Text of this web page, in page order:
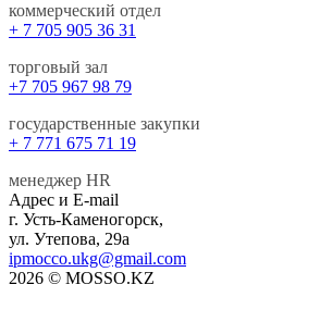
коммерческий отдел
+ 7 705 905 36 31
торговый зал
+7 705 967 98 79
государственные закупки
+ 7 771 675 71 19
менеджер HR
Адрес и E-mail
г. Усть-Каменогорск,
ул. Утепова, 29а
ipmocco.ukg@gmail.com
2026 © MOSSO.KZ